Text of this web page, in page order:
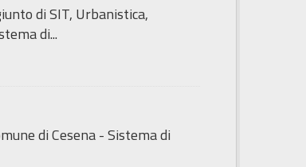
di SIT, Urbanistica,
di...
di Cesena - Sistema di